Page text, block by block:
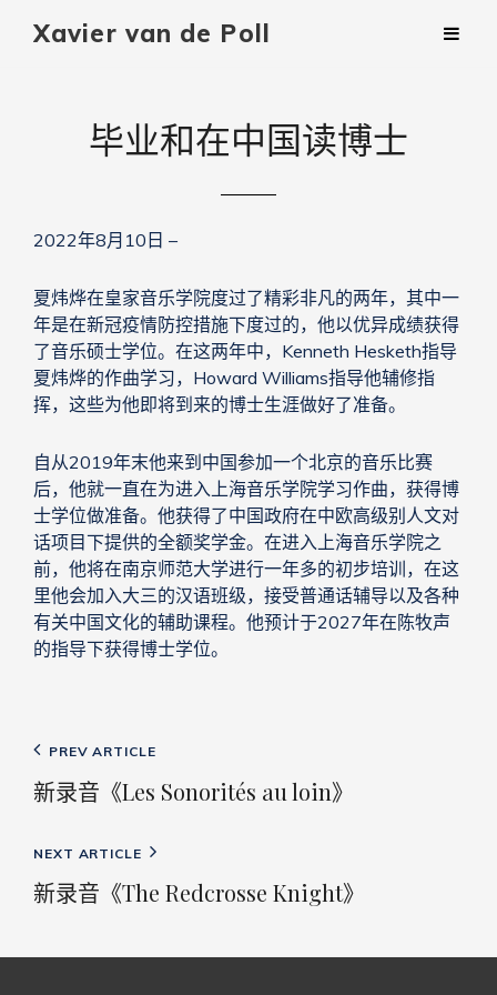
Xavier van de Poll
毕业和在中国读博士
2022年8月10日 –
夏炜烨在皇家音乐学院度过了精彩非凡的两年，其中一
年是在新冠疫情防控措施下度过的，他以优异成绩获得
了音乐硕士学位。在这两年中，Kenneth Hesketh指导
夏炜烨的作曲学习，Howard Williams指导他辅修指
挥，这些为他即将到来的博士生涯做好了准备。
自从2019年末他来到中国参加一个北京的音乐比赛
后，他就一直在为进入上海音乐学院学习作曲，获得博
士学位做准备。他获得了中国政府在中欧高级别人文对
话项目下提供的全额奖学金。在进入上海音乐学院之
前，他将在南京师范大学进行一年多的初步培训，在这
里他会加入大三的汉语班级，接受普通话辅导以及各种
有关中国文化的辅助课程。他预计于2027年在陈牧声
的指导下获得博士学位。
文
章
航
Previous
Post
PREV ARTICLE
新录音《Les Sonorités au loin》
Next
Post
NEXT ARTICLE
新录音《The Redcrosse Knight》